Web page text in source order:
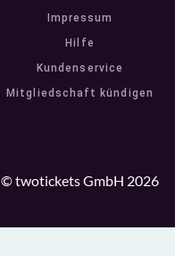
Impressum
Hilfe
Kundenservice
Mitgliedschaft kündigen
© twotickets GmbH 2026